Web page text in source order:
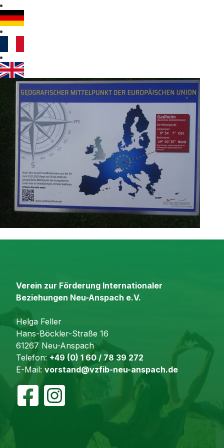
Verein zur Förderung Internationaler
Beziehungen Neu-Anspach e.V.
Helga Feller
Hans-Böckler-Straße 16
61267 Neu-Anspach
Telefon: +49 (0) 1 60 / 78 39 272
E-Mail: vorstand@vzfib-neu-anspach.de